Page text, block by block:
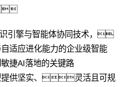

引擎与智能体协同技术，
适应进化能力的企业级智能
捷AI落地的关键路
供坚实、灵活且可规